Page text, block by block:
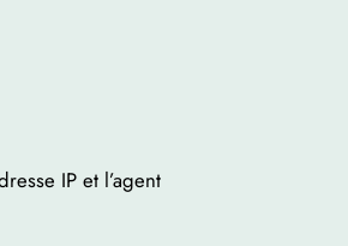
IP et l’agent